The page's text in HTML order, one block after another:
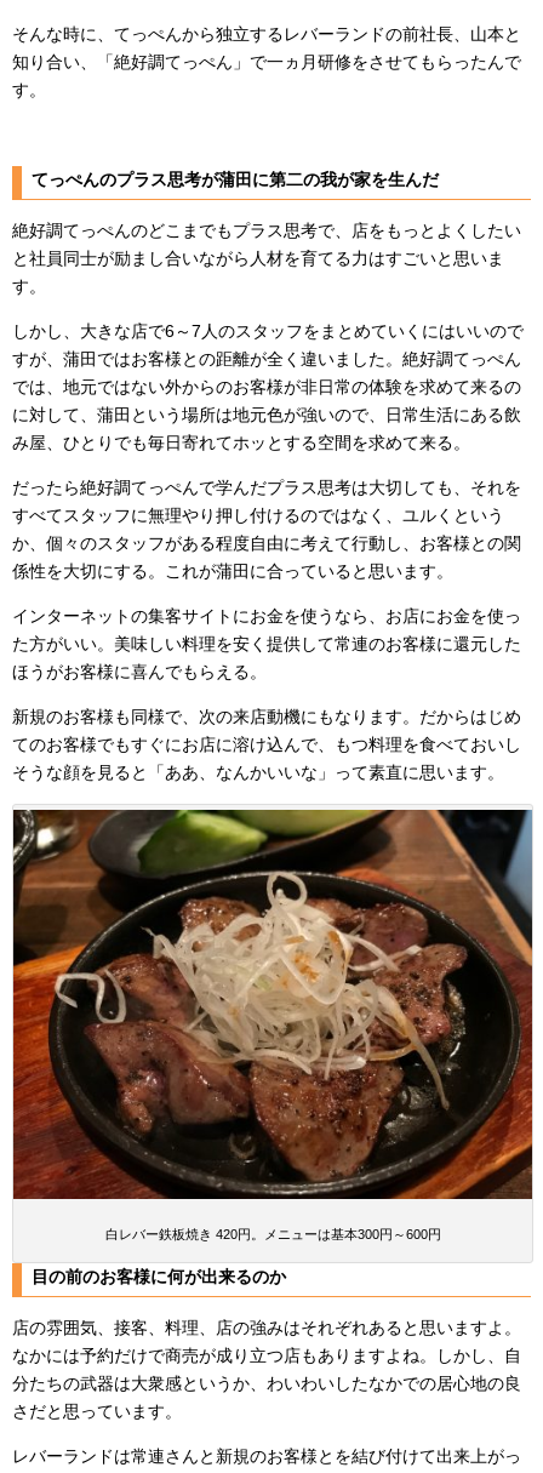
そんな時に、てっぺんから独立するレバーランドの前社長、山本と
知り合い、「絶好調てっぺん」で一ヵ月研修をさせてもらったんで
す。
てっぺんのプラス思考が蒲田に第二の我が家を生んだ
絶好調てっぺんのどこまでもプラス思考で、店をもっとよくしたい
と社員同士が励まし合いながら人材を育てる力はすごいと思いま
す。
しかし、大きな店で6～7人のスタッフをまとめていくにはいいので
すが、蒲田ではお客様との距離が全く違いました。絶好調てっぺん
では、地元ではない外からのお客様が非日常の体験を求めて来るの
に対して、蒲田という場所は地元色が強いので、日常生活にある飲
み屋、ひとりでも毎日寄れてホッとする空間を求めて来る。
だったら絶好調てっぺんで学んだプラス思考は大切しても、それを
すべてスタッフに無理やり押し付けるのではなく、ユルくという
か、個々のスタッフがある程度自由に考えて行動し、お客様との関
係性を大切にする。これが蒲田に合っていると思います。
インターネットの集客サイトにお金を使うなら、お店にお金を使っ
た方がいい。美味しい料理を安く提供して常連のお客様に還元した
ほうがお客様に喜んでもらえる。
新規のお客様も同様で、次の来店動機にもなります。だからはじめ
てのお客様でもすぐにお店に溶け込んで、もつ料理を食べておいし
そうな顔を見ると「ああ、なんかいいな」って素直に思います。
白レバー鉄板焼き 420円。メニューは基本300円～600円
目の前のお客様に何が出来るのか
店の雰囲気、接客、料理、店の強みはそれぞれあると思いますよ。
なかには予約だけで商売が成り立つ店もありますよね。しかし、自
分たちの武器は大衆感というか、わいわいしたなかでの居心地の良
さだと思っています。
レバーランドは常連さんと新規のお客様とを結び付けて出来上がっ